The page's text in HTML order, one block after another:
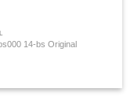
14-bs Original